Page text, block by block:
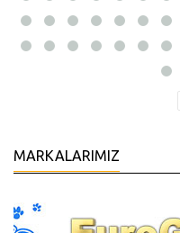
MARKALARIMIZ